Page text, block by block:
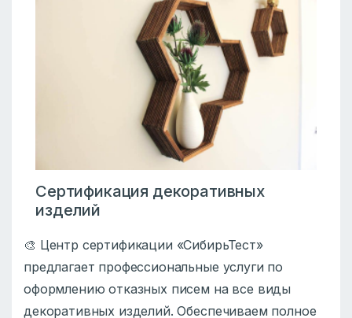
Сертификация декоративных
изделий
🎨 Центр сертификации «СибирьТест»
предлагает профессиональные услуги по
оформлению отказных писем на все виды
декоративных изделий. Обеспечиваем полное